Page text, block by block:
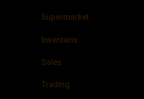
Supermarket
Inventaris
Sales
Trading